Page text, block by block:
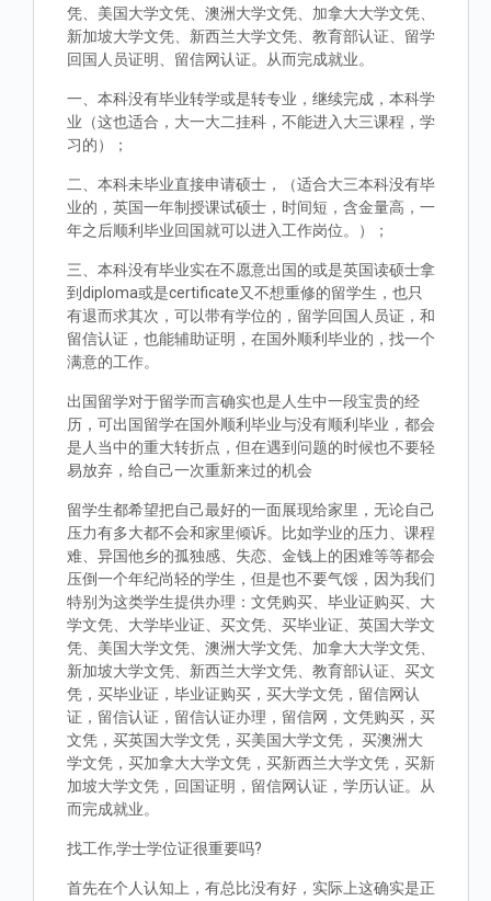
凭、美国大学文凭、澳洲大学文凭、加拿大大学文凭、
新加坡大学文凭、新西兰大学文凭、教育部认证、留学
回国人员证明、留信网认证。从而完成就业。
一、本科没有毕业转学或是转专业，继续完成，本科学
业（这也适合，大一大二挂科，不能进入大三课程，学
习的）；
二、本科未毕业直接申请硕士，（适合大三本科没有毕
业的，英国一年制授课试硕士，时间短，含金量高，一
年之后顺利毕业回国就可以进入工作岗位。）；
三、本科没有毕业实在不愿意出国的或是英国读硕士拿
到diploma或是certificate又不想重修的留学生，也只
有退而求其次，可以带有学位的，留学回国人员证，和
留信认证，也能辅助证明，在国外顺利毕业的，找一个
满意的工作。
出国留学对于留学而言确实也是人生中一段宝贵的经
历，可出国留学在国外顺利毕业与没有顺利毕业，都会
是人当中的重大转折点，但在遇到问题的时候也不要轻
易放弃，给自己一次重新来过的机会
留学生都希望把自己最好的一面展现给家里，无论自己
压力有多大都不会和家里倾诉。比如学业的压力、课程
难、异国他乡的孤独感、失恋、金钱上的困难等等都会
压倒一个年纪尚轻的学生，但是也不要气馁，因为我们
特别为这类学生提供办理：文凭购买、毕业证购买、大
学文凭、大学毕业证、买文凭、买毕业证、英国大学文
凭、美国大学文凭、澳洲大学文凭、加拿大大学文凭、
新加坡大学文凭、新西兰大学文凭、教育部认证、买文
凭，买毕业证，毕业证购买，买大学文凭，留信网认
证，留信认证，留信认证办理，留信网，文凭购买，买
文凭，买英国大学文凭，买美国大学文凭， 买澳洲大
学文凭，买加拿大大学文凭，买新西兰大学文凭，买新
加坡大学文凭，回国证明，留信网认证，学历认证。从
而完成就业。
找工作,学士学位证很重要吗?
首先在个人认知上，有总比没有好，实际上这确实是正